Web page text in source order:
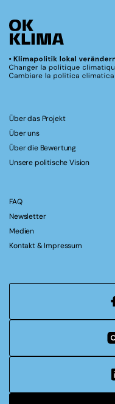
Über das Projekt
Über uns
Über die Bewertung
Unsere politische Vision
FAQ
Newsletter
Medien
Kontakt & Impressum